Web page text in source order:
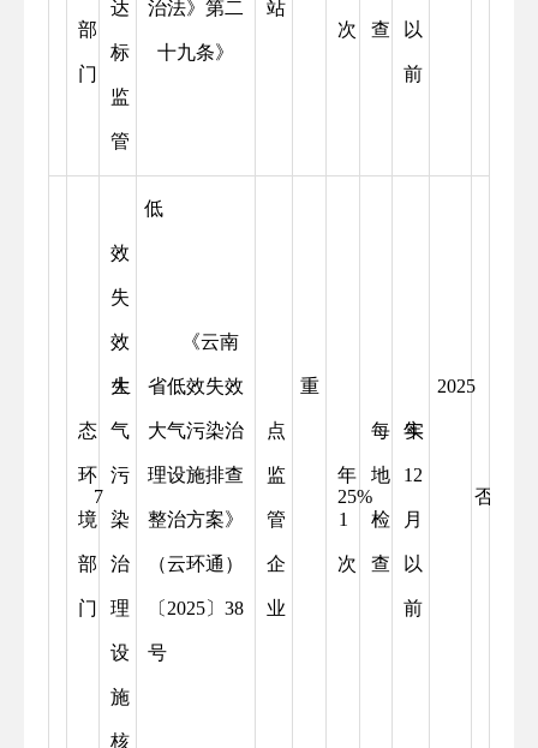
部
门
达
标
监
管
治法》第二
十九条》
站
次 查 以
前
7
生
态
环
境
部
门
低
效
失
效
大
气
污
染
治
理
设
施
核
《云南
省低效失效
大气污染治
理设施排查
整治方案》
（云环通）
〔2025〕38
号
重
点
监
管
企
业
25%
每
年
1
次
实
地
检
查
2025
年
12
月
以
前
否